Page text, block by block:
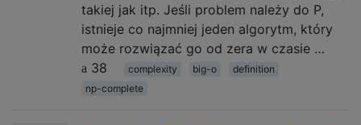
takiej jak itp. Jeśli problem należy do P,
istnieje co najmniej jeden algorytm, który
może rozwiązać go od zera w czasie …
38
complexity big-o
definition
np-complete